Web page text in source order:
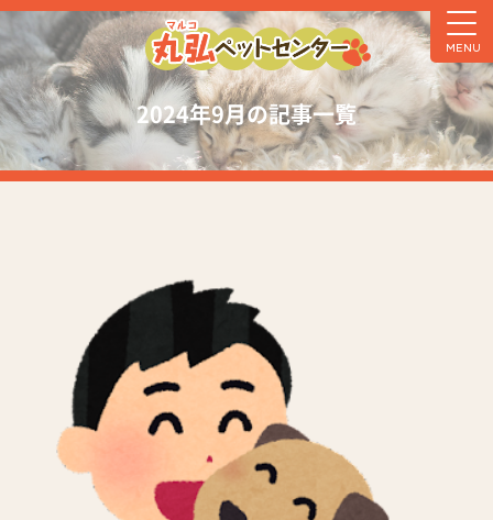
2024年9月の記事一覧
MENU